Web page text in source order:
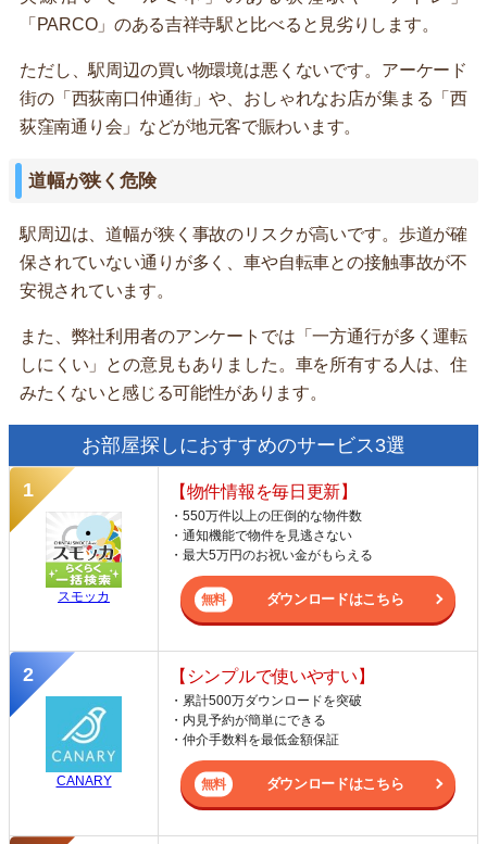
「PARCO」のある吉祥寺駅と比べると見劣りします。
ただし、駅周辺の買い物環境は悪くないです。アーケード
街の「西荻南口仲通街」や、おしゃれなお店が集まる「西
荻窪南通り会」などが地元客で賑わいます。
道幅が狭く危険
駅周辺は、道幅が狭く事故のリスクが高いです。歩道が確
保されていない通りが多く、車や自転車との接触事故が不
安視されています。
また、弊社利用者のアンケートでは「一方通行が多く運転
しにくい」との意見もありました。車を所有する人は、住
みたくないと感じる可能性があります。
お部屋探しにおすすめのサービス3選
スモッカ
【物件情報を毎日更新】
・550万件以上の圧倒的な物件数
・通知機能で物件を見逃さない
・最大5万円のお祝い金がもらえる
ダウンロードはこちら
CANARY
【シンプルで使いやすい】
・累計500万ダウンロードを突破
・内見予約が簡単にできる
・仲介手数料を最低金額保証
ダウンロードはこちら